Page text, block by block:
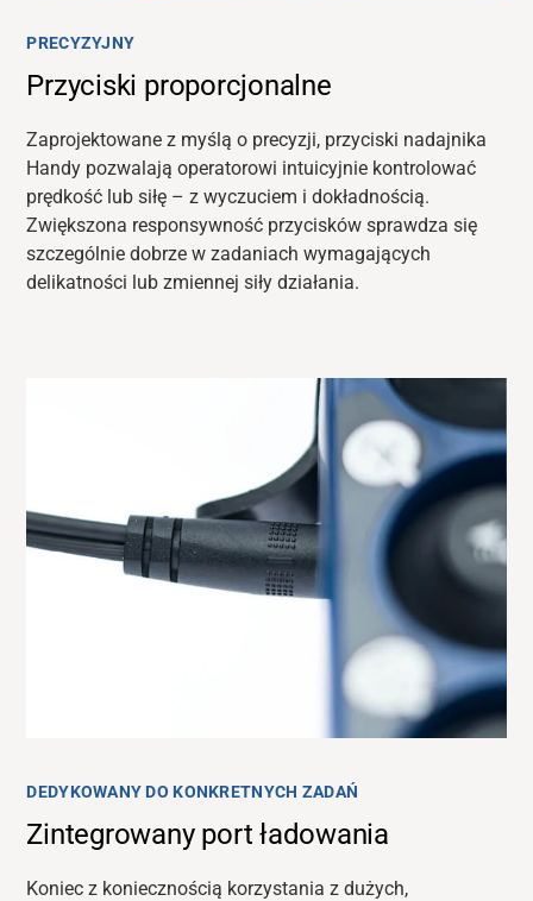
PRECYZYJNY
Przyciski proporcjonalne
Zaprojektowane z myślą o precyzji, przyciski nadajnika
Handy pozwalają operatorowi intuicyjnie kontrolować
prędkość lub siłę – z wyczuciem i dokładnością.
Zwiększona responsywność przycisków sprawdza się
szczególnie dobrze w zadaniach wymagających
delikatności lub zmiennej siły działania.
DEDYKOWANY DO KONKRETNYCH ZADAŃ
Zintegrowany port ładowania
Koniec z koniecznością korzystania z dużych,